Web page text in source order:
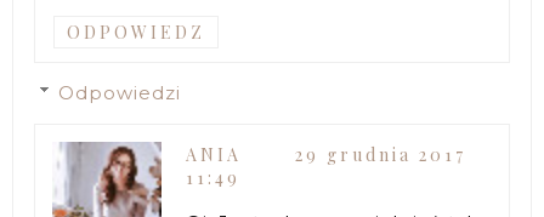
ODPOWIEDZ
Odpowiedzi
ANIA
29 grudnia 2017
11:49